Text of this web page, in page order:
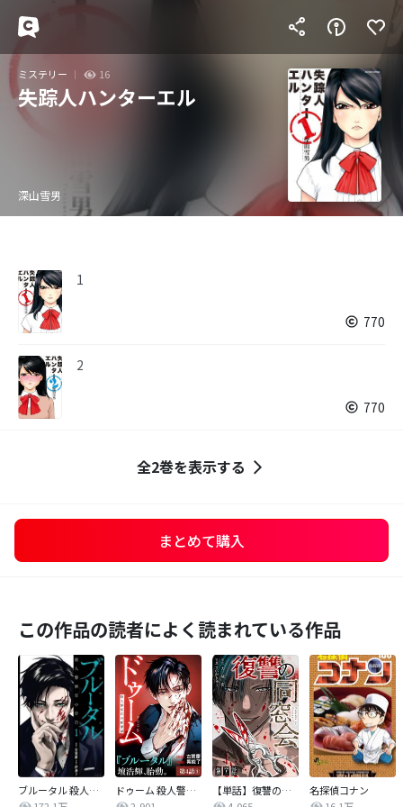
ミステリー 16
失踪人ハンターエル
深山雪男
1
770
2
770
全2巻を表示する
まとめて購入
この作品の読者によく読まれている作品
ブルータル 殺人警察官の告白
ドゥーム 殺人警察官の断罪録 分冊版
【単話】復讐の同窓会
名探偵コナン